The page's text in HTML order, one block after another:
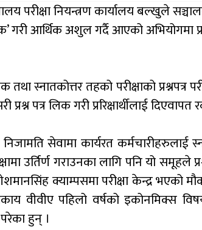
परीक्षा नियन्त्रण कार्यालय बल्खुले
गरी आर्थिक अशुल गर्दै आएको अभियोगमा
स्नातकोत्तर तहको परीक्षाको प्रश्नपत्र
प्रश्न पत्र लिक गरी प्ररिक्षार्थीलाई
निजामति सेवामा कार्यरत कर्मचारीहरुलाई
उर्तिर्ण गराउनका लागि पनि यो समूहले
क्याम्पसमा परीक्षा केन्द्र भएको
वीवीए पहिलो वर्षको इकोनमिक्स
हुन् ।